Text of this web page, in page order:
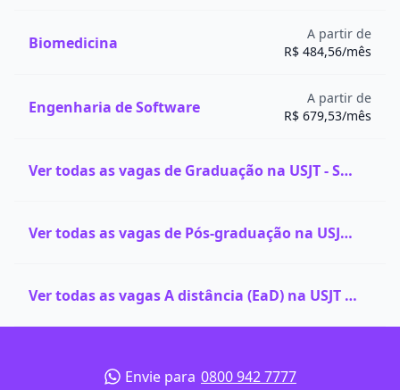
Biomedicina
A partir de
R$ 484,56/mês
Engenharia de Software
A partir de
R$ 679,53/mês
Ver todas as vagas de Graduação na USJT - São Judas Tadeu
Ver todas as vagas de Pós-graduação na USJT - São Judas Tadeu
Ver todas as vagas A distância (EaD) na USJT - São Judas Tadeu
Envie para 0800 942 7777